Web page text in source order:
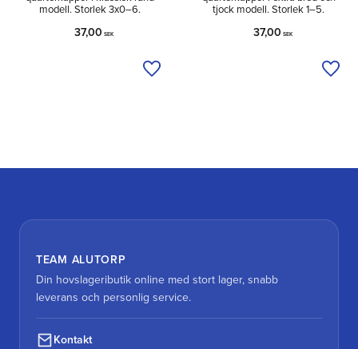
modell. Storlek 3x0–6.
37,00 SEK
Lägg till i önskelista
tjock modell. Storlek 1–5.
37,00 SEK
TEAM ALUTORP
Din hovslageributik online med stort lager, snabb
leverans och personlig service.
Kontakt